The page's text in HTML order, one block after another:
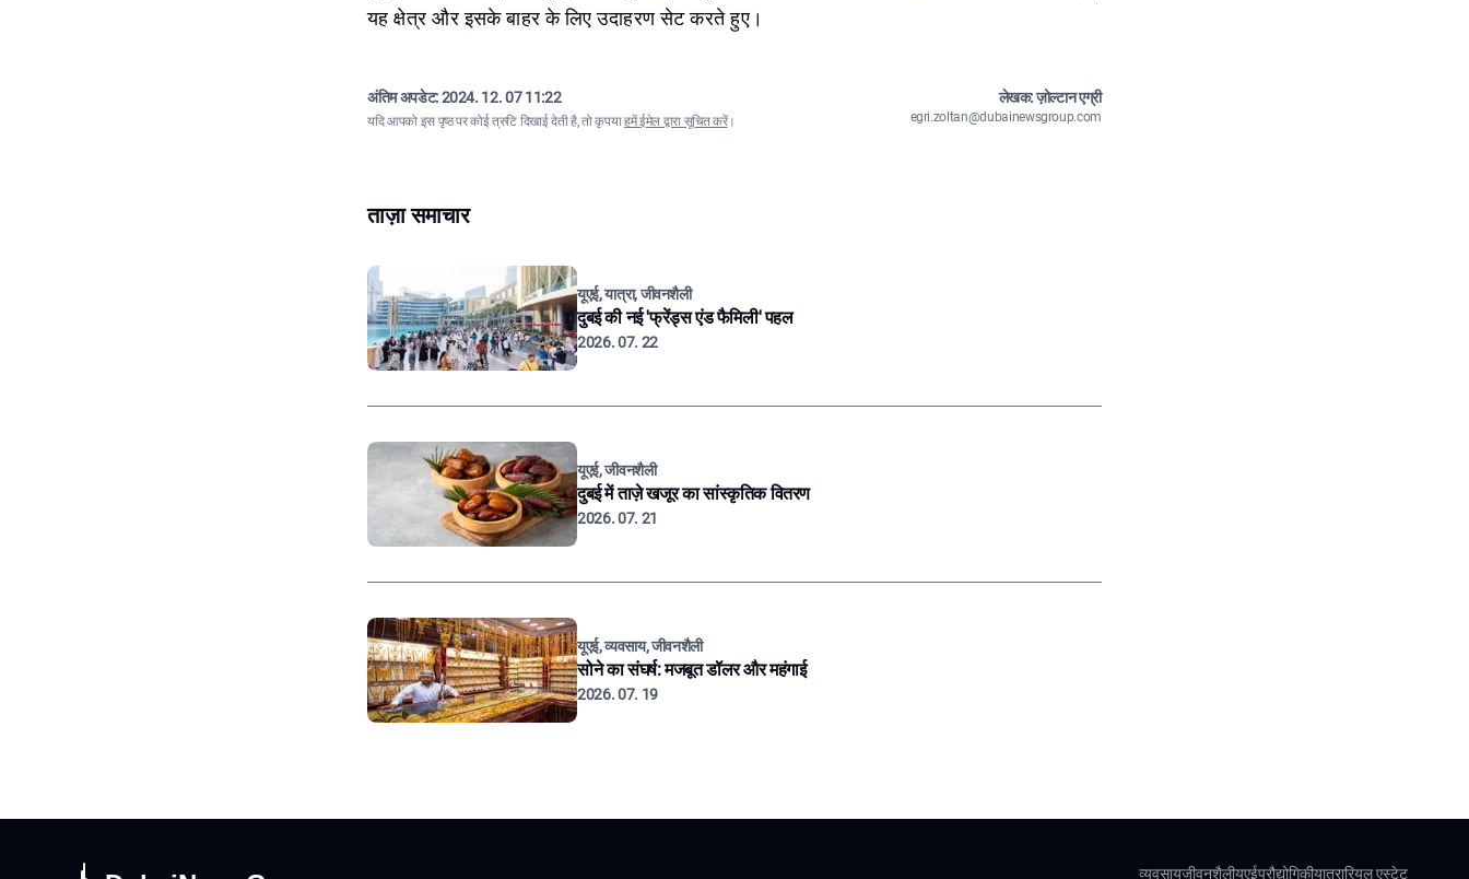
यह क्षेत्र और इसके बाहर के लिए उदाहरण सेट करते हुए।
अंतिम अपडेट:2024. 12. 07 11:22
यदि आपको इस पृष्ठ पर कोई त्रुटि दिखाई देती है, तो कृपयाहमें ईमेल द्वारा सूचित करें।
लेखक: ज़ोल्टान एग्री
egri.zoltan@dubainewsgroup.com
ताज़ा समाचार
यूएई, यात्रा, जीवनशैली
दुबई की नई 'फ्रेंड्स एंड फैमिली' पहल
2026. 07. 22
यूएई, जीवनशैली
दुबई में ताज़े खजूर का सांस्कृतिक वितरण
2026. 07. 21
यूएई, व्यवसाय, जीवनशैली
सोने का संघर्ष: मजबूत डॉलर और महंगाई
2026. 07. 19
व्यवसायजीवनशैलीयूएईप्रौद्योगिकीयात्रारियल एस्टेट